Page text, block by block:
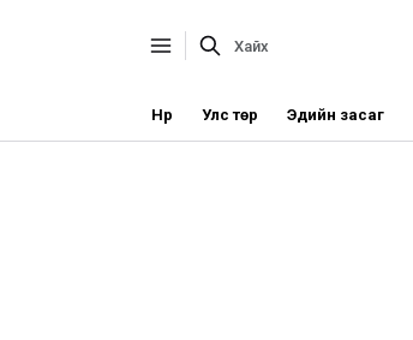
Нүүр Улс төр Эдийн засаг